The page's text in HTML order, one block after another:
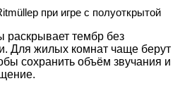
при игре с полуоткрытой
тембр без
Для жилых комнат чаще берут
сохранить объём звучания и